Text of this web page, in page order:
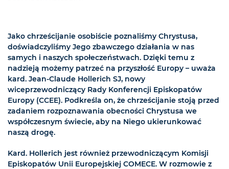
Jako chrześcijanie osobiście poznaliśmy Chrystusa,
doświadczyliśmy Jego zbawczego działania w nas
samych i naszych społeczeństwach. Dzięki temu z
nadzieją możemy patrzeć na przyszłość Europy – uważa
kard. Jean-Claude Hollerich SJ, nowy
wiceprzewodniczący Rady Konferencji Episkopatów
Europy (CCEE). Podkreśla on, że chrześcijanie stoją przed
zadaniem rozpoznawania obecności Chrystusa we
współczesnym świecie, aby na Niego ukierunkować
naszą drogę.
Kard. Hollerich jest również przewodniczącym Komisji
Episkopatów Unii Europejskiej COMECE. W rozmowie z